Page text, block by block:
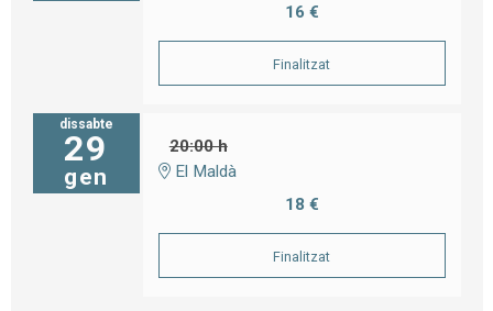
16 €
Finalitzat
dissabte
29
gen
20:00 h
El Maldà
18 €
Finalitzat